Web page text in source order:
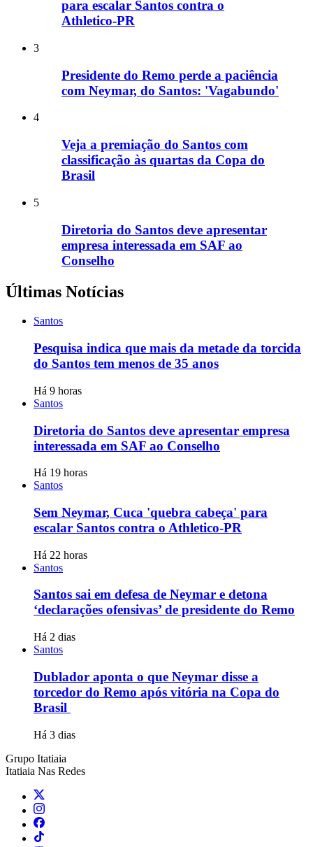
para escalar Santos contra o
Athletico-PR
3
Presidente do Remo perde a paciência
com Neymar, do Santos: 'Vagabundo'
4
Veja a premiação do Santos com
classificação às quartas da Copa do
Brasil
5
Diretoria do Santos deve apresentar
empresa interessada em SAF ao
Conselho
Últimas Notícias
Santos
Pesquisa indica que mais da metade da torcida
do Santos tem menos de 35 anos
Há 9 horas
Santos
Diretoria do Santos deve apresentar empresa
interessada em SAF ao Conselho
Há 19 horas
Santos
Sem Neymar, Cuca 'quebra cabeça' para
escalar Santos contra o Athletico-PR
Há 22 horas
Santos
Santos sai em defesa de Neymar e detona
‘declarações ofensivas’ de presidente do Remo
Há 2 dias
Santos
Dublador aponta o que Neymar disse a
torcedor do Remo após vitória na Copa do
Brasil
Há 3 dias
Grupo Itatiaia
Itatiaia Nas Redes